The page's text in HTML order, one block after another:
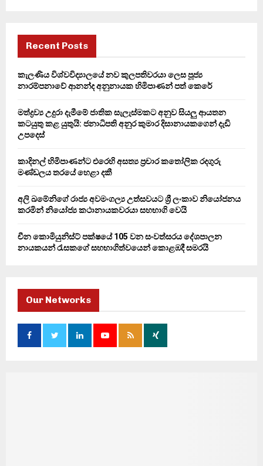
f
r
H
Recent Posts
කැලණිය විශ්වවිද්‍යාලයේ නව කුලපතිවරයා ලෙස පූජ්‍ය
නාරම්පනාවේ ආනන්ද අනුනායක හිමිපාණන් පත් කෙරේ
මත්ද්‍රව්‍ය උදුරා දැමීමේ ජාතික සැලැස්මකට අනුව සියලු ආයතන
කටයුතු කළ යුතුයි: ජනාධිපති අනුර කුමාර දිසානායකගෙන් දැඩි
උපදෙස්
කාදිනල් හිමිපාණන්ට එරෙහි අසත්‍ය ප්‍රචාර කතෝලික රදගුරු
මණ්ඩලය තරයේ හෙළා දකී
අලි ඛමේනිගේ රාජ්‍ය අවමංගල්‍ය උත්සවයට ශ්‍රී ලංකාව නියෝජනය
කරමින් නියෝජ්‍ය කථානායකවරයා සහභාගි වෙයි
චීන කොමියුනිස්ට් පක්ෂයේ 105 වන සංවත්සරය දේශපාලන
නායකයන් රැසකගේ සහභාගිත්වයෙන් කොළඹදී සමරයි
Our Networks